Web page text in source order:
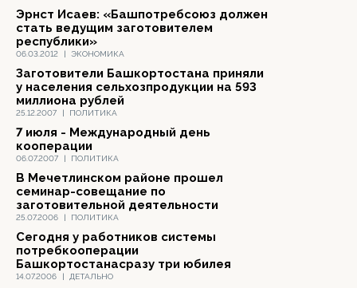
06.03.2012 | ЭКОНОМИКА
Эрнст Исаев: «Башпотребсоюз должен
стать ведущим заготовителем
республики»
25.12.2007 | ПОЛИТИКА
Заготовители Башкортостана приняли
у населения сельхозпродукции на 593
миллиона рублей
06.07.2007 | ПОЛИТИКА
7 июля - Международный день
кооперации
25.07.2006 | ПОЛИТИКА
В Мечетлинском районе прошел
семинар-совещание по
заготовительной деятельности
14.07.2006 | ДЕТАЛЬНО
Cегодня у работников системы
потребкооперации
Башкортостанасразу три юбилея